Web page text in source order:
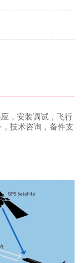
， 安装调试，飞行
技术咨询，备件支